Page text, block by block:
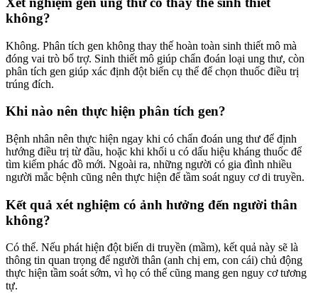
không?
Không. Phân tích gen không thay thế hoàn toàn sinh thiết mô mà
đóng vai trò bổ trợ. Sinh thiết mô giúp chẩn đoán loại ung thư, còn
phân tích gen giúp xác định đột biến cụ thể để chọn thuốc điều trị
trúng đích.
Khi nào nên thực hiện phân tích gen?
Bệnh nhân nên thực hiện ngay khi có chẩn đoán ung thư để định
hướng điều trị từ đầu, hoặc khi khối u có dấu hiệu kháng thuốc để
tìm kiếm phác đồ mới. Ngoài ra, những người có gia đình nhiều
người mắc bệnh cũng nên thực hiện để tầm soát nguy cơ di truyền.
Kết quả xét nghiệm có ảnh hưởng đến người thân
không?
Có thể. Nếu phát hiện đột biến di truyền (mầm), kết quả này sẽ là
thông tin quan trọng để người thân (anh chị em, con cái) chủ động
thực hiện tầm soát sớm, vì họ có thể cũng mang gen nguy cơ tương
tự.